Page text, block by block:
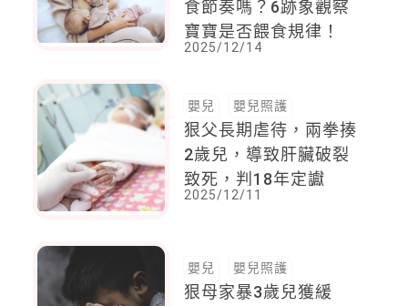
食節奏嗎？6跡象觀察
寶寶是否餵食規律！
2025/12/14
嬰兒 嬰兒照護
狠父長期虐待，兩拳揍
2歲兒，導致肝臟破裂
致死，判18年定讞
2025/12/11
嬰兒 嬰兒照護
狠母家暴3歲兒獲緩